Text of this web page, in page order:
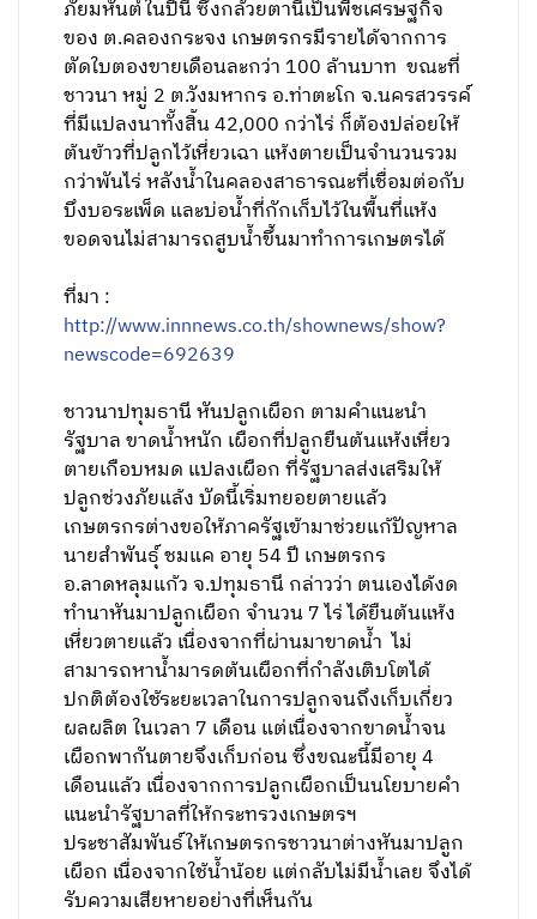
ภัยมหันต์ในปีนี้ ซึ่งกล้วยตานีเป็นพืชเศรษฐกิจ
ของ ต.คลองกระจง เกษตรกรมีรายได้จากการ
ตัดใบตองขายเดือนละกว่า 100 ล้านบาท ขณะที่
ชาวนา หมู่ 2 ต.วังมหากร อ.ท่าตะโก จ.นครสวรรค์
ที่มีแปลงนาทั้งสิ้น 42,000 กว่าไร่ ก็ต้องปล่อยให้
ต้นข้าวที่ปลูกไว้เหี่ยวเฉา แห้งตายเป็นจำนวนรวม
กว่าพันไร่ หลังน้ำในคลองสาธารณะที่เชื่อมต่อกับ
บึงบอระเพ็ด และบ่อน้ำที่กักเก็บไว้ในพื้นที่แห้ง
ขอดจนไม่สามารถสูบน้ำขึ้นมาทำการเกษตรได้
ที่มา :
http://www.innnews.co.th/shownews/show?
newscode=692639
ชาวนาปทุมธานี หันปลูกเผือก ตามคำแนะนำ
รัฐบาล ขาดน้ำหนัก เผือกที่ปลูกยืนต้นแห้งเหี่ยว
ตายเกือบหมด แปลงเผือก ที่รัฐบาลส่งเสริมให้
ปลูกช่วงภัยแล้ง บัดนี้เริ่มทยอยตายแล้ว
เกษตรกรต่างขอให้ภาครัฐเข้ามาช่วยแก้ปัญหาล
นายสำพันธุ์ ชมแค อายุ 54 ปี เกษตรกร
อ.ลาดหลุมแก้ว จ.ปทุมธานี กล่าวว่า ตนเองได้งด
ทำนาหันมาปลูกเผือก จำนวน 7 ไร่ ได้ยืนต้นแห้ง
เหี่ยวตายแล้ว เนื่องจากที่ผ่านมาขาดน้ำ ไม่
สามารถหาน้ำมารดต้นเผือกที่กำลังเติบโตได้
ปกติต้องใช้ระยะเวลาในการปลูกจนถึงเก็บเกี่ยว
ผลผลิต ในเวลา 7 เดือน แต่เนื่องจากขาดน้ำจน
เผือกพากันตายจึงเก็บก่อน ซึ่งขณะนี้มีอายุ 4
เดือนแล้ว เนื่องจากการปลูกเผือกเป็นนโยบายคำ
แนะนำรัฐบาลที่ให้กระทรวงเกษตรฯ
ประชาสัมพันธ์ให้เกษตรกรชาวนาต่างหันมาปลูก
เผือก เนื่องจากใช้น้ำน้อย แต่กลับไม่มีน้ำเลย จึงได้
รับความเสียหายอย่างที่เห็นกัน